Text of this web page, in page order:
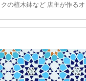
の植木鉢など 店主が作る